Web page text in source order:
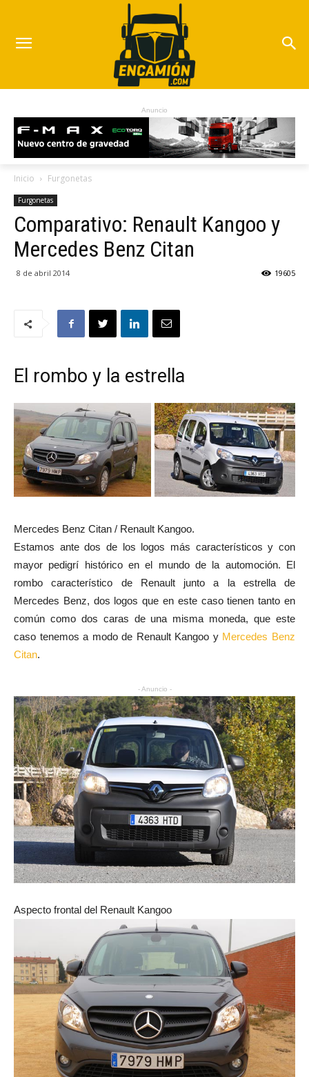
Anuncio
Inicio Furgonetas
Furgonetas
Comparativo: Renault Kangoo y
Mercedes Benz Citan
8 de abril 2014 19605
El rombo y la estrella
Mercedes Benz Citan / Renault Kangoo.
Estamos ante dos de los logos más característicos y con
mayor pedigrí histórico en el mundo de la automoción. El
rombo característico de Renault junto a la estrella de
Mercedes Benz, dos logos que en este caso tienen tanto en
común como dos caras de una misma moneda, que este
caso tenemos a modo de Renault Kangoo y Mercedes Benz
Citan.
- Anuncio -
Aspecto frontal del Renault Kangoo